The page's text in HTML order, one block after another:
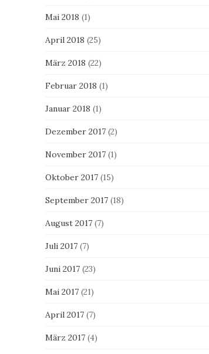
Mai 2018 (1)
April 2018 (25)
März 2018 (22)
Februar 2018 (1)
Januar 2018 (1)
Dezember 2017(2)
November 2017(1)
Oktober 2017(15)
September 2017(18)
August 2017(7)
Juli 2017(7)
Juni 2017(23)
Mai 2017(21)
April 2017(7)
März 2017(4)